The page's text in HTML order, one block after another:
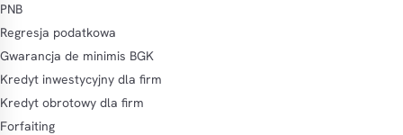
PNB
Regresja podatkowa
Gwarancja de minimis BGK
Kredyt inwestycyjny dla firm
Kredyt obrotowy dla firm
Forfaiting